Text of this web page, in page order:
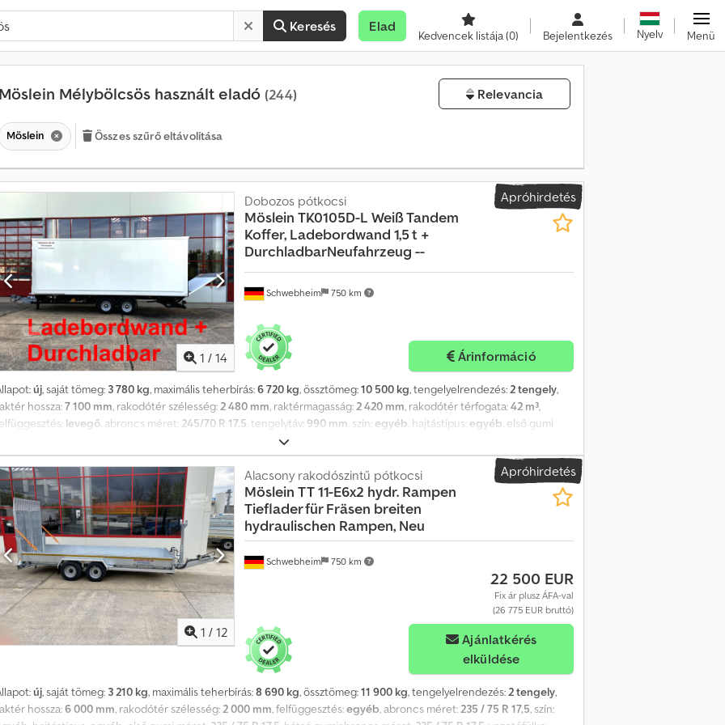
Keresés Elad
Kedvencek listája(0) Bejelentkezés Nyelv Menü
Möslein Mélybölcsös használt eladó (244) Relevancia
Möslein Összes szűrő eltávolítása
Apróhirdetés
1 / 14
Schwebheim 750 km
Dobozos pótkocsi
Möslein TK0105D-L Weiß Tandem
Koffer, Ladebordwand 1,5 t +
DurchladbarNeufahrzeug --
Árinformáció
új, saját tömeg: 3 780 kg, maximális teherbírás:6 720 kg, össztömeg:10 500 kg, tengelyelrendezés:2 tengely,
hossza:7 100 mm, rakodótér szélesség:2 480 mm, raktérmagasság:2 420 mm, rakodótér térfogata:42 m³,
levegő, abroncs méret: 245/70 R 17,5, tengelytáv: 990 mm, szín: egyéb, hajtástípus: egyéb, első gumi
245/70 R 17,5
ABS, emelőhátfal, sűrített levegős fék, BPW tengelyek, Dautel vagy BÄR emelőhátfal, teherbírás 1.500 kg,
henger, 1.800 mm hosszú alumínium platform, 2 lecsúszásgátló, saját akkumulátorokkal és töltőkábellel,
kb. 17 mm, elöl portálajtókkal teljes átrakodásra, rövid rámpalemezzel, 2 sor kombinált rögzítősín,
süllyesztett 7 pár rögzítőszem, bérleti díj 720 €-tól. Nyomdai hibákért, tévedésekért és változásokért a
nem vállaljuk, minta fotók. További adatok:! Bővebb információ:! Credoztfa Hopfx Ag Usf
Apróhirdetés
1 / 12
Schwebheim 750 km
Alacsony rakodószintű pótkocsi
Möslein TT 11-E6x2 hydr. Rampen
Tieflader für Fräsen breiten
hydraulischen Rampen, Neu
22 500 EUR
Fix ár plusz ÁFA-val
(26 775 EUR bruttó)
Ajánlatkérés
elküldése
új, saját tömeg: 3 210 kg, maximális teherbírás:8 690 kg, össztömeg:11 900 kg, tengelyelrendezés:2 tengely,
hossza:6 000 mm, rakodótér szélesség:2 000 mm, felfüggesztés:egyéb, abroncs méret:235 / 75 R 17,5, szín: